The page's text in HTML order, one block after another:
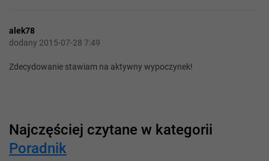
alek78
dodany 2015-07-28 7:49
Zdecydowanie stawiam na aktywny wypoczynek!
Najczęściej czytane w kategorii
Poradnik